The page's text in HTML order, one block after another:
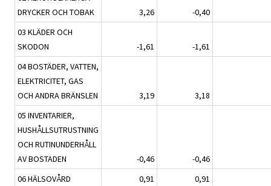
DRYCKER OCH TOBAK
3,26
-0,40
03 KLÄDER OCH
SKODON
-1,61
-1,61
04 BOSTÄDER, VATTEN,
ELEKTRICITET, GAS
OCH ANDRA BRÄNSLEN
3,19
3,18
05 INVENTARIER,
HUSHÅLLSUTRUSTNING
OCH RUTINUNDERHÅLL
AV BOSTADEN
-0,46
-0,46
06 HÄLSOVÅRD
0,91
0,91